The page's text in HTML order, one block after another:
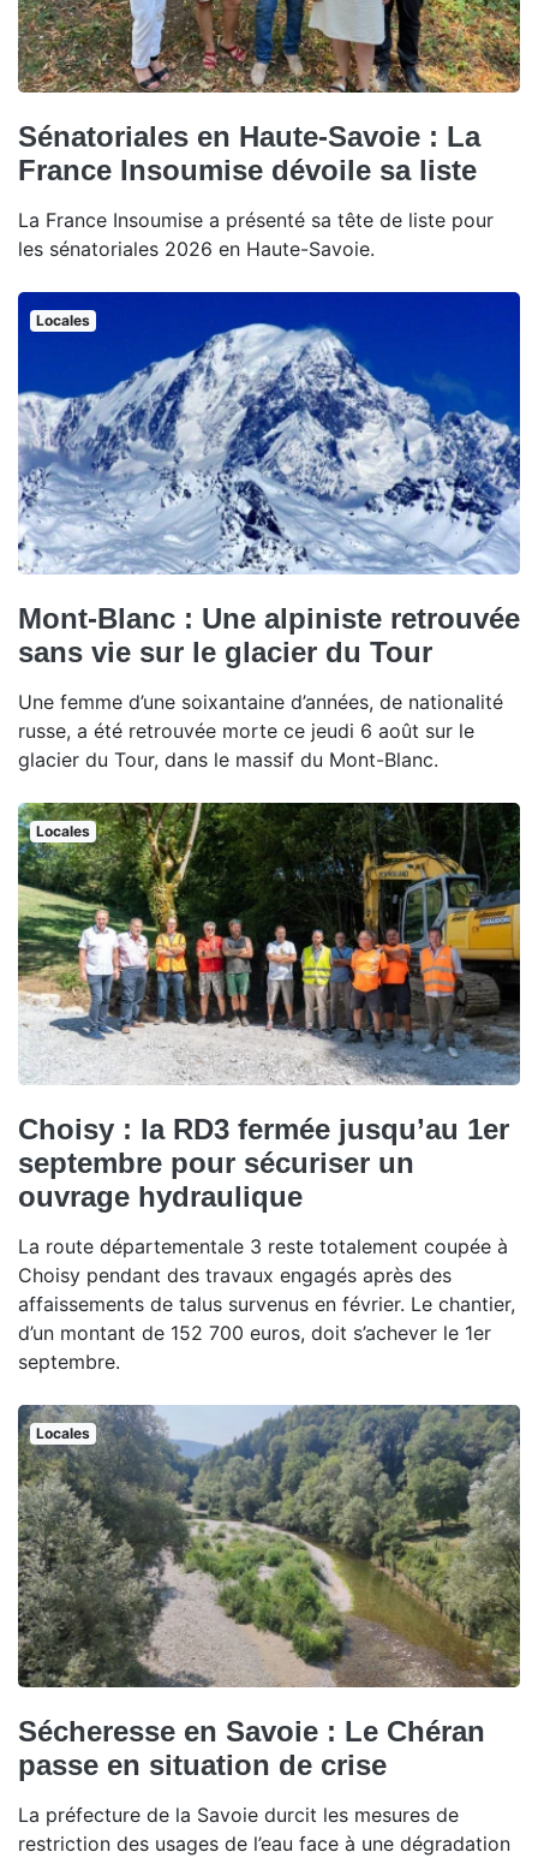
Sénatoriales en Haute-Savoie : La
France Insoumise dévoile sa liste
La France Insoumise a présenté sa tête de liste pour
les sénatoriales 2026 en Haute-Savoie.
Locales
Mont-Blanc : Une alpiniste retrouvée
sans vie sur le glacier du Tour
Une femme d’une soixantaine d’années, de nationalité
russe, a été retrouvée morte ce jeudi 6 août sur le
glacier du Tour, dans le massif du Mont-Blanc.
Locales
Choisy : la RD3 fermée jusqu’au 1er
septembre pour sécuriser un
ouvrage hydraulique
La route départementale 3 reste totalement coupée à
Choisy pendant des travaux engagés après des
affaissements de talus survenus en février. Le chantier,
d’un montant de 152 700 euros, doit s’achever le 1er
septembre.
Locales
Sécheresse en Savoie : Le Chéran
passe en situation de crise
La préfecture de la Savoie durcit les mesures de
restriction des usages de l’eau face à une dégradation